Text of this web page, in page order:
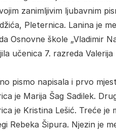
zanimljivim ljubavnim
Pleternica. Lanina je
Osnovne škole „Vladimir
učenica 7. razreda
pismo napisala i prvo
je Marija Šag Sadilek.
je Kristina Lešić. Treće
Rebeka Šipura. Njezin je